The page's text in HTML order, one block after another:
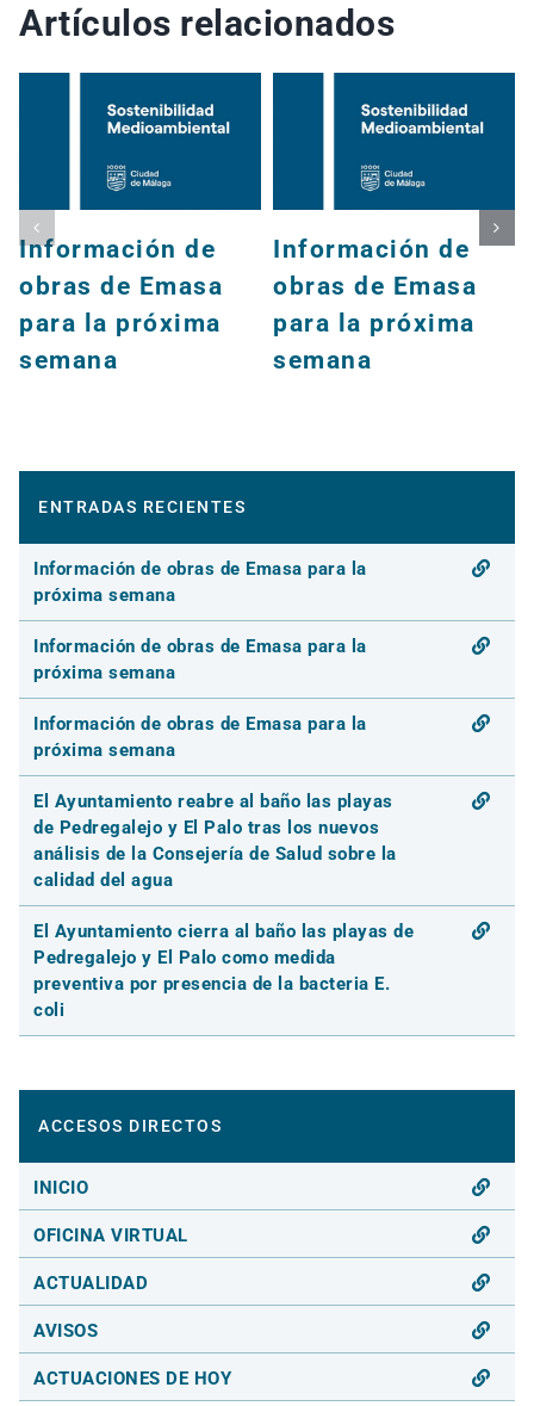
Artículos relacionados
Información de
obras de Emasa
para la próxima
semana
Información de
obras de Emasa
para la próxima
semana
ENTRADAS RECIENTES
Información de obras de Emasa para la
próxima semana
Información de obras de Emasa para la
próxima semana
Información de obras de Emasa para la
próxima semana
El Ayuntamiento reabre al baño las playas
de Pedregalejo y El Palo tras los nuevos
análisis de la Consejería de Salud sobre la
calidad del agua
El Ayuntamiento cierra al baño las playas de
Pedregalejo y El Palo como medida
preventiva por presencia de la bacteria E.
coli
ACCESOS DIRECTOS
INICIO
OFICINA VIRTUAL
ACTUALIDAD
AVISOS
ACTUACIONES DE HOY